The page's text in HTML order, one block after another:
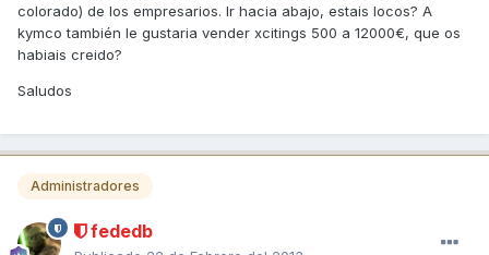
colorado) de los empresarios. Ir hacia abajo, estais locos? A
kymco también le gustaria vender xcitings 500 a 12000€, que os
habiais creido?
Saludos
Administradores
fededb